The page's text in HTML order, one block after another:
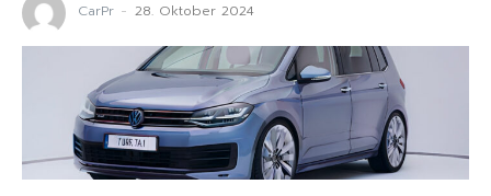
CarPr - 28. Oktober 2024